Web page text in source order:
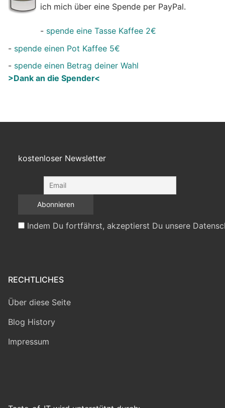
ich mich über eine Spende per PayPal.
- spende eine Tasse Kaffee 2€
- spende einen Pot Kaffee 5€
- spende einen Betrag deiner Wahl
>Dank an die Spender<
kostenloser Newsletter
Indem Du fortfährst, akzeptierst Du unsere
RECHTLICHES
Über diese Seite
Blog History
Impressum